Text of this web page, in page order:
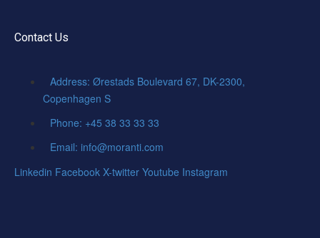
Contact Us
Address: Ørestads Boulevard 67, DK-2300,
Copenhagen S
Phone: +45 38 33 33 33
Email: info@moranti.com
Linkedin Facebook X-twitter Youtube Instagram